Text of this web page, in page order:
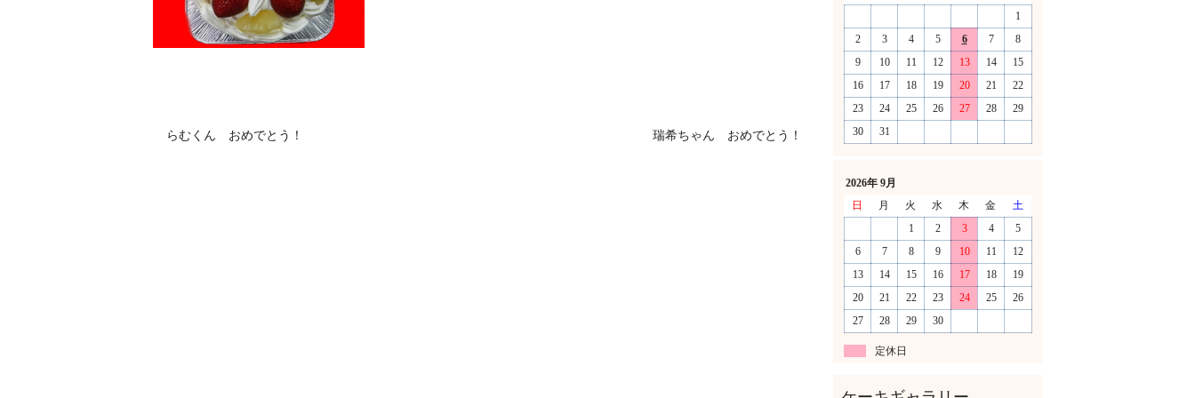
らむくん おめでとう！ 瑞希ちゃん おめでとう！
1
2
3 4 5 6 7
8
9
10 11 12 13 14
15
16
17 18 19 20 21
22
23
24 25 26 27 28
29
30
31
2026年 9月
日
月 火 水 木 金
土
1
2 3 4
5
6
7 8 9 10 11
12
13
14 15 16 17 18
19
20
21 22 23 24 25
26
27
28 29 30
定休日